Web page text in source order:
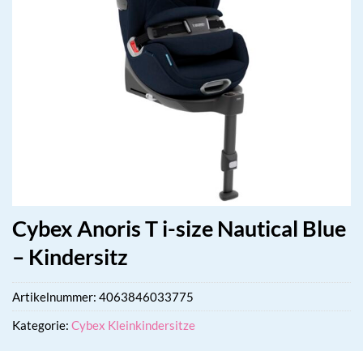
Cybex Anoris T i-size Nautical Blue
– Kindersitz
Artikelnummer: 4063846033775
Kategorie: Cybex Kleinkindersitze